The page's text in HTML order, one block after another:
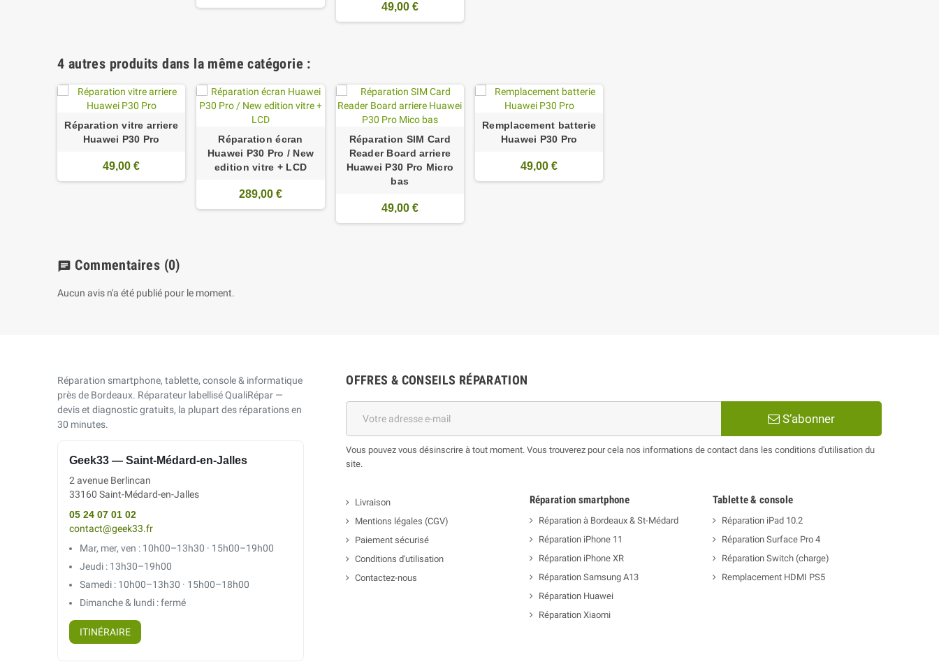
49,00 €
4 autres produits dans la même catégorie :
Réparation vitre arriere
Huawei P30 Pro
49,00 €
Réparation écran
Huawei P30 Pro / New
edition vitre + LCD
289,00 €
Réparation SIM Card
Reader Board arriere
Huawei P30 Pro Micro
bas
49,00 €
Remplacement batterie
Huawei P30 Pro
49,00 €
chat Commentaires (0)
Aucun avis n'a été publié pour le moment.
Réparation smartphone, tablette, console & informatique
près de Bordeaux. Réparateur labellisé QualiRépar —
devis et diagnostic gratuits, la plupart des réparations en
30 minutes.
Geek33 — Saint-Médard-en-Jalles
2 avenue Berlincan
33160 Saint-Médard-en-Jalles
05 24 07 01 02
contact@geek33.fr
Mar, mer, ven : 10h00–13h30 · 15h00–19h00
Jeudi : 13h30–19h00
Samedi : 10h00–13h30 · 15h00–18h00
Dimanche & lundi : fermé
ITINÉRAIRE
OFFRES & CONSEILS RÉPARATION
S’abonner
Vous pouvez vous désinscrire à tout moment. Vous trouverez pour cela nos informations de contact dans les conditions d'utilisation du
site.
Livraison
Mentions légales (CGV)
Paiement sécurisé
Conditions d'utilisation
Contactez-nous
Réparation smartphone
Réparation à Bordeaux & St-Médard
Réparation iPhone 11
Réparation iPhone XR
Réparation Samsung A13
Réparation Huawei
Réparation Xiaomi
Tablette & console
Réparation iPad 10.2
Réparation Surface Pro 4
Réparation Switch (charge)
Remplacement HDMI PS5